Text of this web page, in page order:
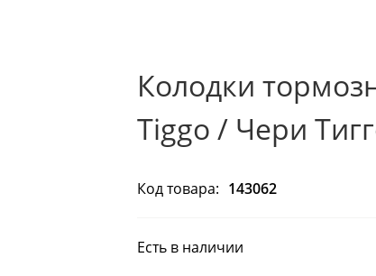
Колодки
Tiggo / Чери
Код товара: 143062
Есть в наличии